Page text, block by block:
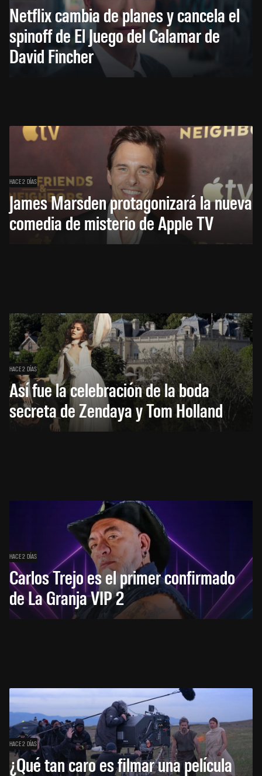
Netflix cambia de planes y cancela el
spinoff de El Juego del Calamar de
David Fincher
HACE 2 DÍAS
James Marsden protagonizará la nueva
comedia de misterio de Apple TV
HACE 2 DÍAS
Así fue la celebración de la boda
secreta de Zendaya y Tom Holland
HACE 2 DÍAS
Carlos Trejo es el primer confirmado
de La Granja VIP 2
HACE 2 DÍAS
¿Qué tan caro es filmar una película